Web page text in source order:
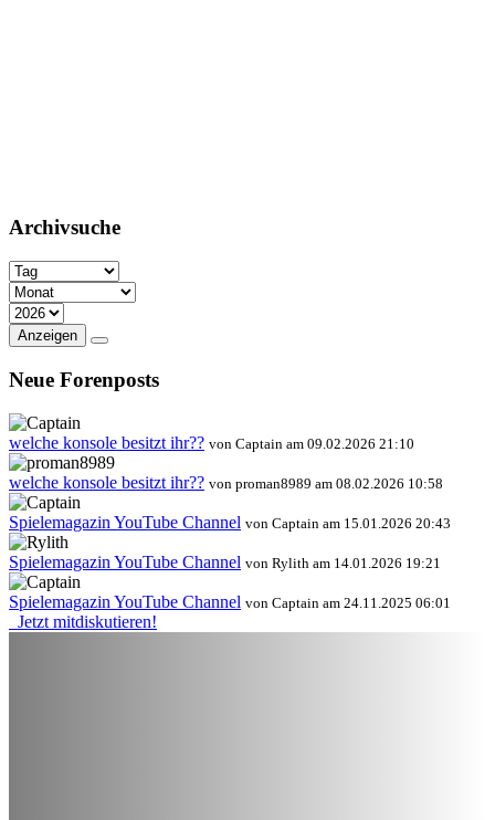
Archivsuche
Anzeigen
Neue Forenposts
welche konsole besitzt ihr?? von Captain am 09.02.2026 21:10
welche konsole besitzt ihr?? von proman8989 am 08.02.2026 10:58
Spielemagazin YouTube Channel von Captain am 15.01.2026 20:43
Spielemagazin YouTube Channel von Rylith am 14.01.2026 19:21
Spielemagazin YouTube Channel von Captain am 24.11.2025 06:01
Jetzt mitdiskutieren!